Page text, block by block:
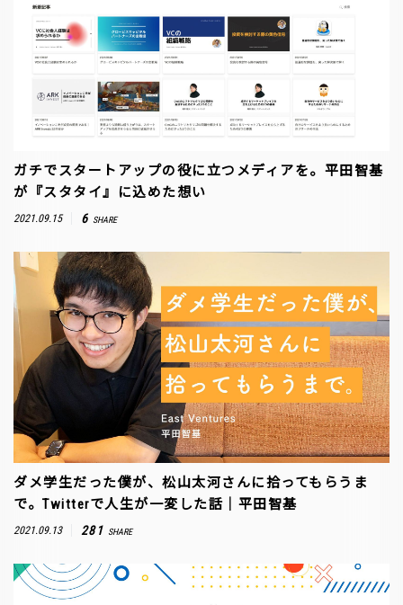
ガチでスタートアップの役に立つメディアを。平田智基
が『スタタイ』に込めた想い
2021.09.15 6 SHARE
ダメ学生だった僕が、松山太河さんに拾ってもらうま
で。Twitterで人生が一変した話｜平田智基
2021.09.13 281 SHARE